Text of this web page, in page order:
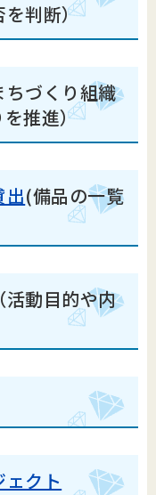
を判断）
ちづくり組織
推進）
出(備品の一覧
（活動目的や内
クト